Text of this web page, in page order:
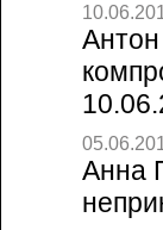
Анна